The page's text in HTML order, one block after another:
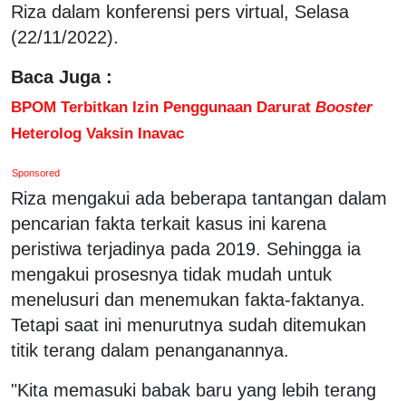
Riza dalam konferensi pers virtual, Selasa
(22/11/2022).
Baca Juga :
BPOM Terbitkan Izin Penggunaan Darurat Booster
Heterolog Vaksin Inavac
Sponsored
Riza mengakui ada beberapa tantangan dalam
pencarian fakta terkait kasus ini karena
peristiwa terjadinya pada 2019. Sehingga ia
mengakui prosesnya tidak mudah untuk
menelusuri dan menemukan fakta-faktanya.
Tetapi saat ini menurutnya sudah ditemukan
titik terang dalam penanganannya.
"Kita memasuki babak baru yang lebih terang